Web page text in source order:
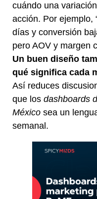
cuándo una
acción. Por ejemplo,
días y conversión
pero AOV y margen
Un buen diseño
qué significa cada
Así reduces
que los dashboards
México sea un
semanal.